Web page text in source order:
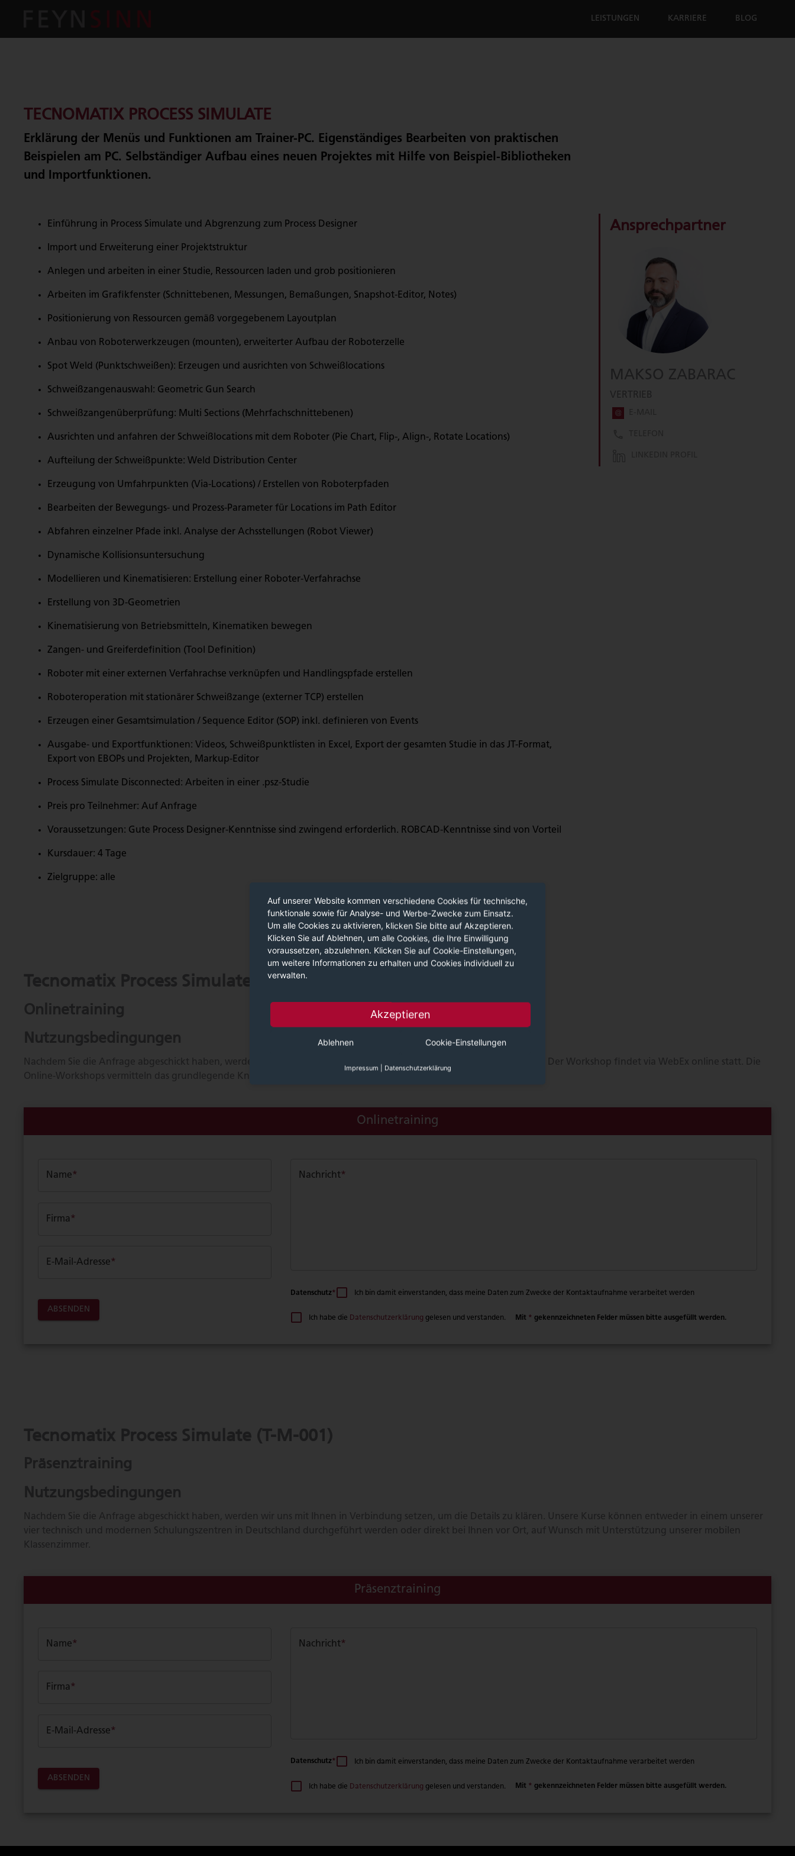
LEISTUNGEN KARRIERE BLOG
TECNOMATIX PROCESS SIMULATE
Erklärung der Menüs und Funktionen am Trainer-PC. Eigenständiges Bearbeiten von praktischen
Beispielen am PC. Selbständiger Aufbau eines neuen Projektes mit Hilfe von Beispiel-Bibliotheken
und Importfunktionen.
Einführung in Process Simulate und Abgrenzung zum Process Designer
Import und Erweiterung einer Projektstruktur
Anlegen und arbeiten in einer Studie, Ressourcen laden und grob positionieren
Arbeiten im Grafikfenster (Schnittebenen, Messungen, Bemaßungen, Snapshot-Editor, Notes)
Positionierung von Ressourcen gemäß vorgegebenem Layoutplan
Anbau von Roboterwerkzeugen (mounten), erweiterter Aufbau der Roboterzelle
Spot Weld (Punktschweißen): Erzeugen und ausrichten von Schweißlocations
Schweißzangenauswahl: Geometric Gun Search
Schweißzangenüberprüfung: Multi Sections (Mehrfachschnittebenen)
Ausrichten und anfahren der Schweißlocations mit dem Roboter (Pie Chart, Flip-, Align-, Rotate Locations)
Aufteilung der Schweißpunkte: Weld Distribution Center
Erzeugung von Umfahrpunkten (Via-Locations) / Erstellen von Roboterpfaden
Bearbeiten der Bewegungs- und Prozess-Parameter für Locations im Path Editor
Abfahren einzelner Pfade inkl. Analyse der Achsstellungen (Robot Viewer)
Dynamische Kollisionsuntersuchung
Modellieren und Kinematisieren: Erstellung einer Roboter-Verfahrachse
Erstellung von 3D-Geometrien
Kinematisierung von Betriebsmitteln, Kinematiken bewegen
Zangen- und Greiferdefinition (Tool Definition)
Roboter mit einer externen Verfahrachse verknüpfen und Handlingspfade erstellen
Roboteroperation mit stationärer Schweißzange (externer TCP) erstellen
Erzeugen einer Gesamtsimulation / Sequence Editor (SOP) inkl. definieren von Events
Ausgabe- und Exportfunktionen: Videos, Schweißpunktlisten in Excel, Export der gesamten Studie in das JT-Format,
Export von EBOPs und Projekten, Markup-Editor
Process Simulate Disconnected: Arbeiten in einer .psz-Studie
Preis pro Teilnehmer: Auf Anfrage
Voraussetzungen: Gute Process Designer-Kenntnisse sind zwingend erforderlich. ROBCAD-Kenntnisse sind von Vorteil
Kursdauer: 4 Tage
Zielgruppe: alle
Ansprechpartner
MAKSO ZABARAC
VERTRIEB
Tecnomatix Process Simulate (T-M-001)
Onlinetraining
Nutzungsbedingungen
Nachdem Sie die Anfrage abgeschickt haben, werden wir uns mit Ihnen in Verbindung setzen, um die Details zu klären. Der Workshop findet via WebEx online statt. Die
Online-Workshops vermitteln das grundlegende Know-how über das spezifische Thema und sind kostenpflichtig.
Onlinetraining
Name*
Firma*
E-Mail-Adresse*
ABSENDEN
Nachricht*
Datenschutz* Ich bin damit einverstanden, dass meine Daten zum Zwecke der Kontaktaufnahme verarbeitet werden
Ich habe die Datenschutzerklärung gelesen und verstanden. Mit * gekennzeichneten Felder müssen bitte ausgefüllt werden.
Tecnomatix Process Simulate (T-M-001)
Präsenztraining
Nutzungsbedingungen
Nachdem Sie die Anfrage abgeschickt haben, werden wir uns mit Ihnen in Verbindung setzen, um die Details zu klären. Unsere Kurse können entweder in einem unserer
vier technisch und modernen Schulungszentren in Deutschland durchgeführt werden oder direkt bei Ihnen vor Ort, auf Wunsch mit Unterstützung unserer mobilen
Klassenzimmer.
Präsenztraining
Name*
Firma*
E-Mail-Adresse*
ABSENDEN
Nachricht*
Datenschutz* Ich bin damit einverstanden, dass meine Daten zum Zwecke der Kontaktaufnahme verarbeitet werden
Ich habe die Datenschutzerklärung gelesen und verstanden. Mit * gekennzeichneten Felder müssen bitte ausgefüllt werden.
Auf unserer Website kommen verschiedene Cookies für technische,
funktionale sowie für Analyse- und Werbe-Zwecke zum Einsatz.
Um alle Cookies zu aktivieren, klicken Sie bitte auf Akzeptieren.
Klicken Sie auf Ablehnen, um alle Cookies, die Ihre Einwilligung
voraussetzen, abzulehnen. Klicken Sie auf Cookie-Einstellungen,
um weitere Informationen zu erhalten und Cookies individuell zu
verwalten.
Akzeptieren
Ablehnen Cookie-Einstellungen
Impressum Datenschutzerklärung